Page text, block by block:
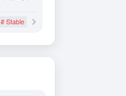
# Stable Diffusion网页版